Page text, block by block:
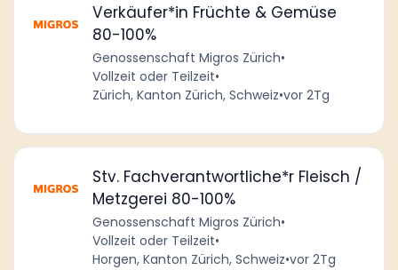
Verkäufer*in Früchte & Gemüse
80-100%
Genossenschaft Migros Zürich•
Vollzeit oder Teilzeit•
Zürich, Kanton Zürich, Schweiz•vor 2Tg
Stv. Fachverantwortliche*r Fleisch /
Metzgerei 80-100%
Genossenschaft Migros Zürich•
Vollzeit oder Teilzeit•
Horgen, Kanton Zürich, Schweiz•vor 2Tg